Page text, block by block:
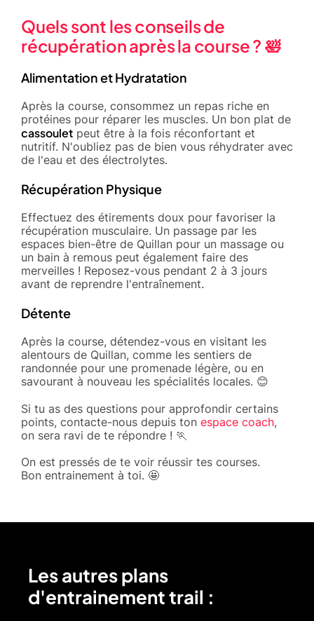
Quels sont les conseils de
récupération après la course ? 🛀
Alimentation et Hydratation
Après la course, consommez un repas riche en
protéines pour réparer les muscles. Un bon plat de
cassoulet peut être à la fois réconfortant et
nutritif. N'oubliez pas de bien vous réhydrater avec
de l'eau et des électrolytes.
Récupération Physique
Effectuez des étirements doux pour favoriser la
récupération musculaire. Un passage par les
espaces bien-être de Quillan pour un massage ou
un bain à remous peut également faire des
merveilles ! Reposez-vous pendant 2 à 3 jours
avant de reprendre l'entraînement.
Détente
Après la course, détendez-vous en visitant les
alentours de Quillan, comme les sentiers de
randonnée pour une promenade légère, ou en
savourant à nouveau les spécialités locales. 😊
Si tu as des questions pour approfondir certains
points, contacte-nous depuis ton espace coach,
on sera ravi de te répondre ! 🏃
On est pressés de te voir réussir tes courses.
Bon entrainement à toi. 🤩
Les autres plans
d'entrainement trail :